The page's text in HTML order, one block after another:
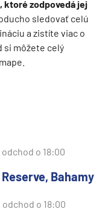
ktoré zodpovedá jej
sledovať celú
a zistíte viac o
si môžete celý
o 18:00
Reserve, Bahamy
o 18:00